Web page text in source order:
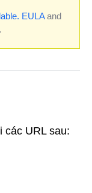
EULAand
các URL sau: